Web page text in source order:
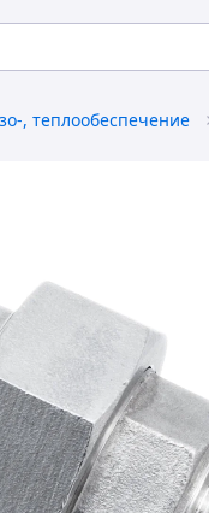
, теплообеспечение